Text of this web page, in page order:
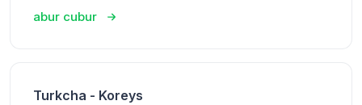
abur cubur
Turkcha - Koreys